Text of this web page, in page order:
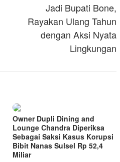
Jadi Bupati Bone,
Rayakan Ulang Tahun
dengan Aksi Nyata
Lingkungan
Owner Dupli Dining and
Lounge Chandra Diperiksa
Sebagai Saksi Kasus Korupsi
Bibit Nanas Sulsel Rp 52,4
Miliar